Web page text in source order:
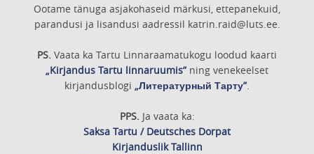
Ootame tänuga asjakohaseid märkusi, ettepanekuid,
parandusi ja lisandusi aadressil katrin.raid@luts.ee.
PS. Vaata ka Tartu Linnaraamatukogu loodud kaarti
„Kirjandus Tartu linnaruumis”ning venekeelset
kirjandusblogi „Литературный Тарту”.
PPS. Ja vaata ka:
Saksa Tartu / Deutsches Dorpat
Kirjanduslik Tallinn